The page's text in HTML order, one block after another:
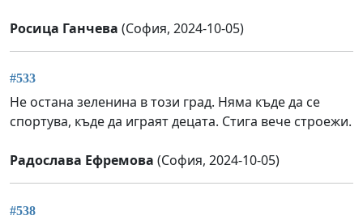
Росица Ганчева (София, 2024-10-05)
#533
Не остана зеленина в този град. Няма къде да се
спортува, къде да играят децата. Стига вече строежи.
Радослава Ефремова (София, 2024-10-05)
#538